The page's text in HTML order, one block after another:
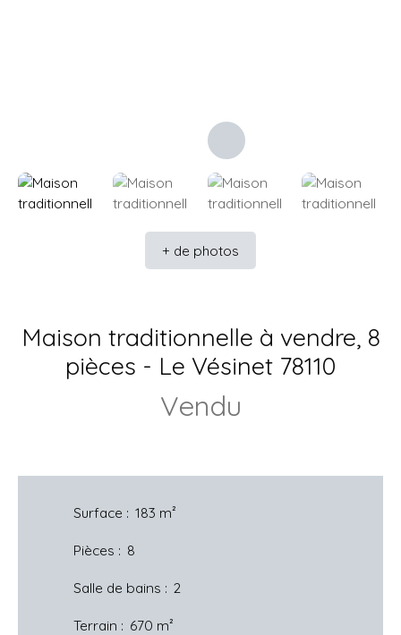
+ de photos
Maison traditionnelle à vendre, 8
pièces - Le Vésinet 78110
Vendu
Surface : 183 m²
Pièces : 8
Salle de bains : 2
Terrain : 670 m²